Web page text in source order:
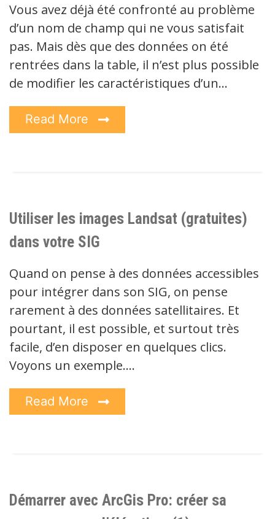
Vous avez déjà été confronté au problème
d’un nom de champ qui ne vous satisfait
pas. Mais dès que des données on été
rentrées dans la table, il n’est plus possible
de modifier les caractéristiques d’un…
Read More
Utiliser les images Landsat (gratuites)
dans votre SIG
Quand on pense à des données accessibles
pour intégrer dans son SIG, on pense
rarement à des données satellitaires. Et
pourtant, il est possible, et surtout très
facile, d’en disposer en quelques clics.
Voyons un exemple.…
Read More
Démarrer avec ArcGis Pro: créer sa